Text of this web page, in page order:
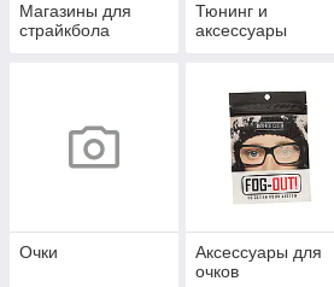
Магазины для
страйкбола
Тюнинг и
аксессуары
Очки
Аксессуары для
очков